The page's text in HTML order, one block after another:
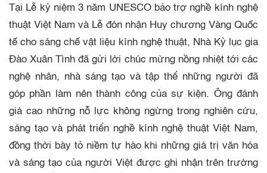
Tại Lễ kỷ niệm 3 năm UNESCO bảo trợ nghề kính nghệ
thuật Việt Nam và Lễ đón nhận Huy chương Vàng Quốc
tế cho sáng chế vật liệu kính nghệ thuật, Nhà Kỷ lục gia
Đào Xuân Tình đã gửi lời chúc mừng nồng nhiệt tới các
nghệ nhân, nhà sáng tạo và tập thể những người đã
góp phần làm nên thành công của sự kiện. Ông đánh
giá cao những nỗ lực không ngừng trong nghiên cứu,
sáng tạo và phát triển nghề kính nghệ thuật Việt Nam,
đồng thời bày tỏ niềm tự hào khi những giá trị văn hóa
và sáng tạo của người Việt được ghi nhận trên trường